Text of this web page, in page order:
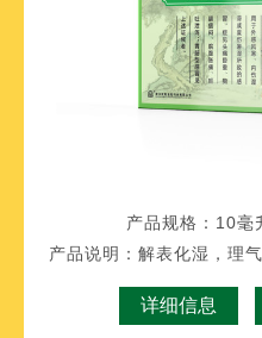
产品规格： 10毫
产品说明： 解表化湿，理气和中。用于外感风寒，内伤湿滞或夏伤暑湿所
详细信息